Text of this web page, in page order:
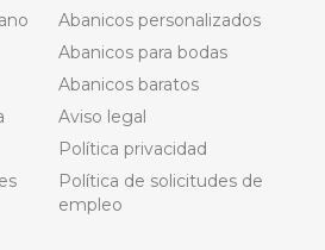
Abanicos personalizados
Abanicos para bodas
Abanicos baratos
Aviso legal
Política privacidad
Política de solicitudes de
empleo